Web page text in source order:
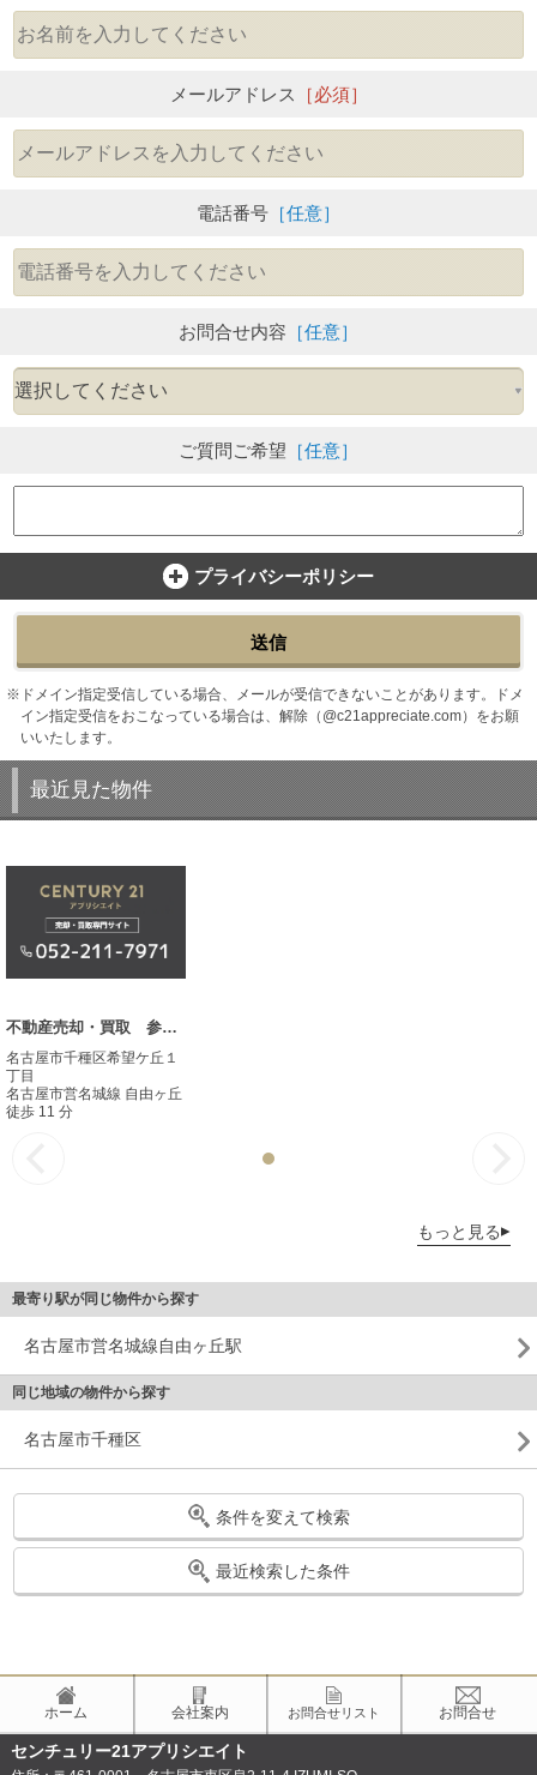
メールアドレス ［必須］
電話番号 ［任意］
お問合せ内容 ［任意］
ご質問ご希望 ［任意］
プライバシーポリシー
送信
ドメイン指定受信している場合、メールが受信できないことがあります。ドメ
イン指定受信をおこなっている場合は、解除（@c21appreciate.com）をお願
いいたします。
最近見た物件
不動産売却・買取 参考事例
名古屋市千種区希望ケ丘１
丁目
名古屋市営名城線 自由ヶ丘
徒歩 11 分
もっと見る
最寄り駅が同じ物件から探す
名古屋市営名城線自由ヶ丘駅
同じ地域の物件から探す
名古屋市千種区
条件を変えて検索
最近検索した条件
ホーム 会社案内 お問合せリスト お問合せ
センチュリー21アプリシエイト